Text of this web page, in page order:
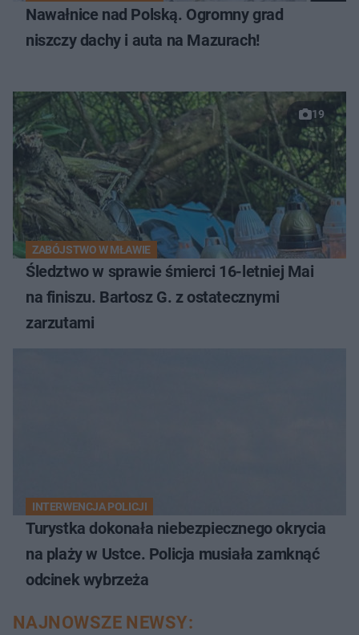
Nawałnice nad Polską. Ogromny grad
niszczy dachy i auta na Mazurach!
19
ZABÓJSTWO W MŁAWIE
Śledztwo w sprawie śmierci 16-letniej Mai
na finiszu. Bartosz G. z ostatecznymi
zarzutami
INTERWENCJA POLICJI
Turystka dokonała niebezpiecznego okrycia
na plaży w Ustce. Policja musiała zamknąć
odcinek wybrzeża
NAJNOWSZE NEWSY: